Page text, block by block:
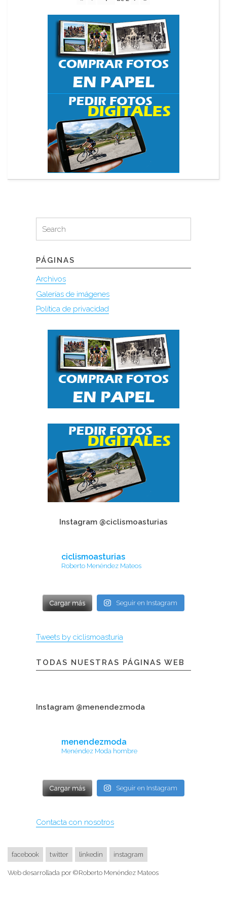
for:
Search
PÁGINAS
Archivos
Galerías de imágenes
Política de privacidad
Instagram @ciclismoasturias
ciclismoasturias
Roberto Menéndez Mateos
Cargar más Seguir en Instagram
Tweets by ciclismoasturia
TODAS NUESTRAS PÁGINAS WEB
Instagram @menendezmoda
menendezmoda
Menéndez Moda hombre
Cargar más Seguir en Instagram
Contacta con nosotros
facebook twitter linkedin instagram
Web desarrollada por ©Roberto Menéndez Mateos